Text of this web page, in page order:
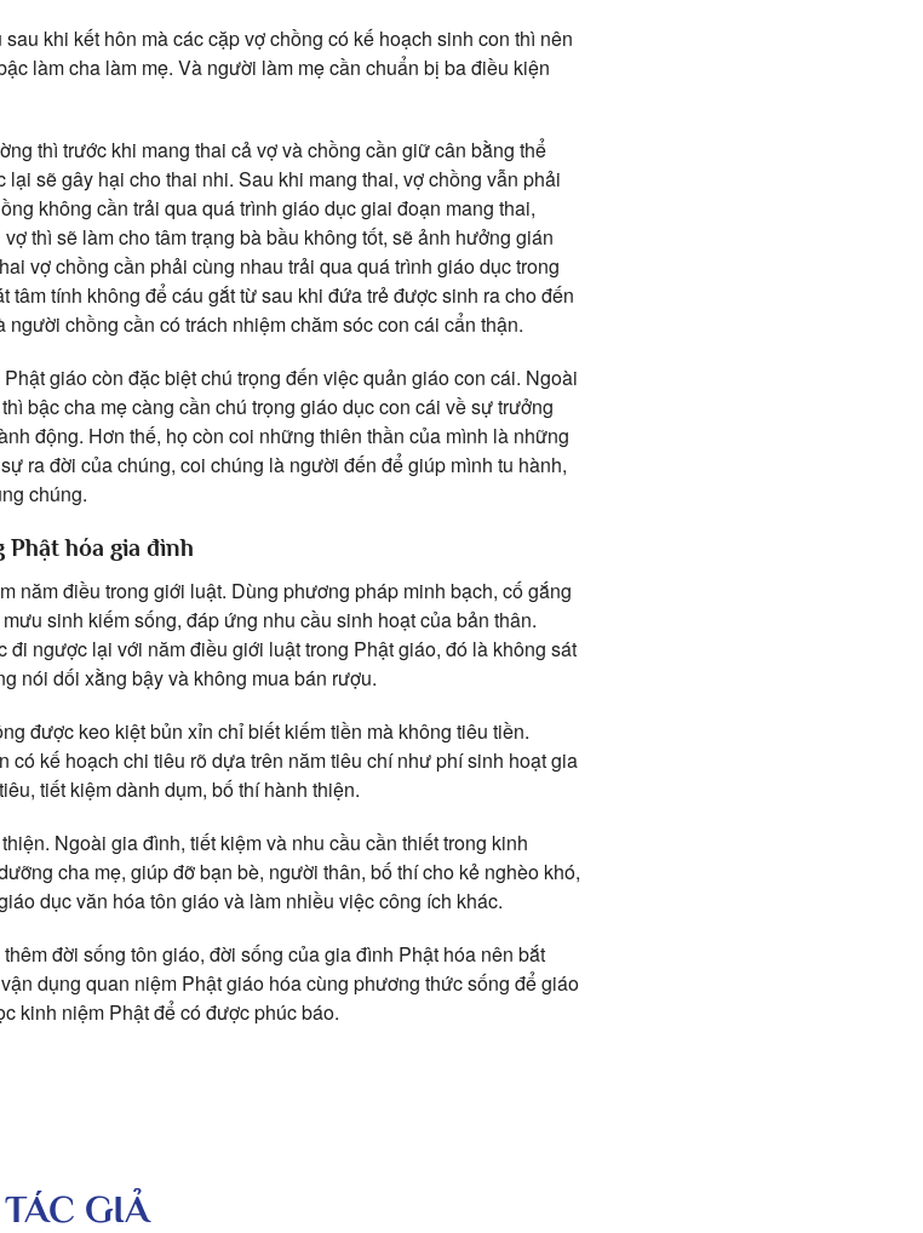
khi kết hôn mà các cặp vợ chồng có kế hoạch sinh con thì nên
làm cha làm mẹ. Và người làm mẹ cần chuẩn bị ba điều kiện
thì trước khi mang thai cả vợ và chồng cần giữ cân bằng thể
sẽ gây hại cho thai nhi. Sau khi mang thai, vợ chồng vẫn phải
không cần trải qua quá trình giáo dục giai đoạn mang thai,
thì sẽ làm cho tâm trạng bà bầu không tốt, sẽ ảnh hưởng gián
vợ chồng cần phải cùng nhau trải qua quá trình giáo dục trong
tâm tính không để cáu gắt từ sau khi đứa trẻ được sinh ra cho đến
chồng cần có trách nhiệm chăm sóc con cái cẩn thận.
giáo còn đặc biệt chú trọng đến việc quản giáo con cái. Ngoài
bậc cha mẹ càng cần chú trọng giáo dục con cái về sự trưởng
động. Hơn thế, họ còn coi những thiên thần của mình là những
ra đời của chúng, coi chúng là người đến để giúp mình tu hành,
chúng.
hóa gia đình
năm điều trong giới luật. Dùng phương pháp minh bạch, cố gắng
sinh kiếm sống, đáp ứng nhu cầu sinh hoạt của bản thân.
ngược lại với năm điều giới luật trong Phật giáo, đó là không sát
nói dối xằng bậy và không mua bán rượu.
được keo kiệt bủn xỉn chỉ biết kiếm tiền mà không tiêu tiền.
có kế hoạch chi tiêu rõ dựa trên năm tiêu chí như phí sinh hoạt gia
tiết kiệm dành dụm, bố thí hành thiện.
Ngoài gia đình, tiết kiệm và nhu cầu cần thiết trong kinh
cha mẹ, giúp đỡ bạn bè, người thân, bố thí cho kẻ nghèo khó,
dục văn hóa tôn giáo và làm nhiều việc công ích khác.
đời sống tôn giáo, đời sống của gia đình Phật hóa nên bắt
dụng quan niệm Phật giáo hóa cùng phương thức sống để giáo
kinh niệm Phật để có được phúc báo.
GIẢ